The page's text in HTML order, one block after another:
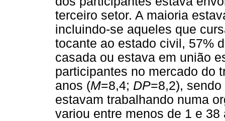
terceiro setor. A maioria
incluindo-se aqueles que
tocante ao estado civil, 57%
casada ou estava em união
participantes no mercado do
anos (M=8,4; DP=8,2),
estavam trabalhando numa
variou entre menos de 1 e 38